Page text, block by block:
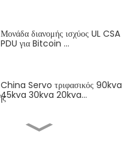
Μονάδα διανομής ισχύος UL CSA
PDU για Bitcoin ...
China Servo τριφασικός 90kva
45kva 30kva 20kva...